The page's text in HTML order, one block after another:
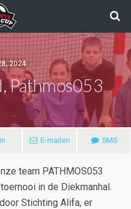
2024
Pathmos053
E-mailen SMS
team PATHMOS053
in de Diekmanhal.
Stichting Alifa, er